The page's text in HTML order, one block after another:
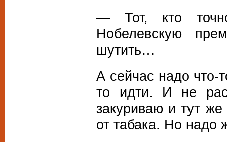
— Тот, кто
Нобелевскую
шутить…
А сейчас надо что-
то идти. И не
закуриваю и тут
от табака. Но надо